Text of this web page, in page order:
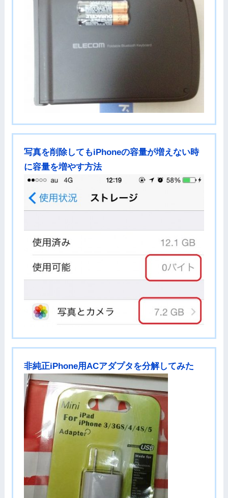
写真を削除してもiPhoneの容量が増えない時
に容量を増やす方法
非純正iPhone用ACアダプタを分解してみた